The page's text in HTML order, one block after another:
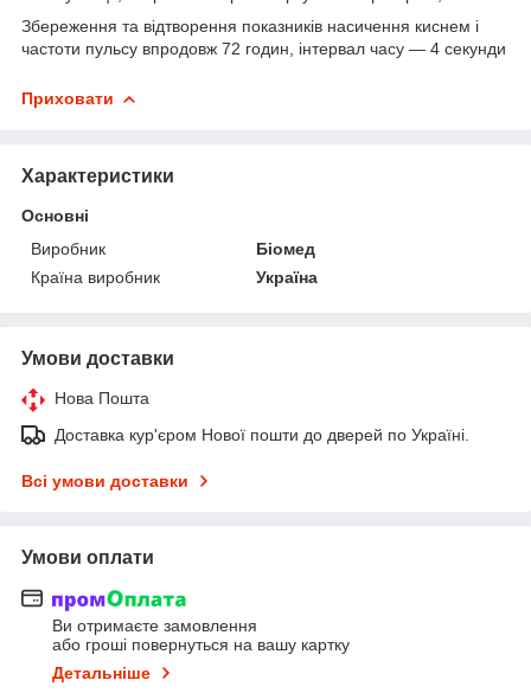
Збереження та відтворення показників насичення киснем і
частоти пульсу впродовж 72 годин, інтервал часу — 4 секунди
Приховати
Характеристики
Основні
Виробник
Біомед
Країна виробник
Україна
Умови доставки
Нова Пошта
Доставка кур'єром Нової пошти до дверей по Україні.
Всі умови доставки
Умови оплати
Ви отримаєте замовлення
або гроші повернуться на вашу картку
Детальніше